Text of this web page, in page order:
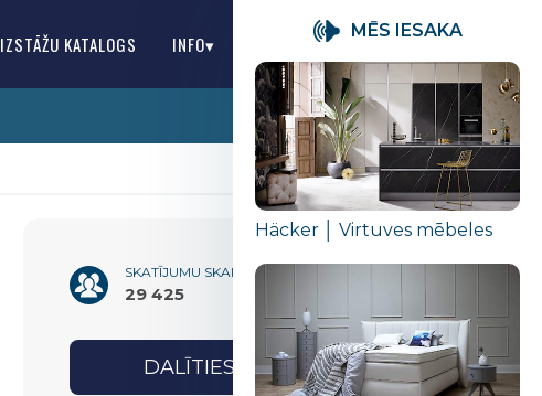
IZSTĀŽU KATALOGS INFO▾
SKATĪJUMU SKAITS
29 425
DALĪTIES
MĒS IESAKA
Häcker │ Virtuves mēbeles